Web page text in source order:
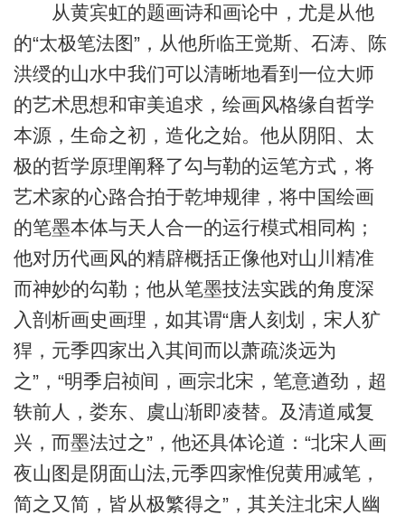
从黄宾虹的题画诗和画论中，尤是从他
的“太极笔法图”，从他所临王觉斯、石涛、陈
洪绶的山水中我们可以清晰地看到一位大师
的艺术思想和审美追求，绘画风格缘自哲学
本源，生命之初，造化之始。他从阴阳、太
极的哲学原理阐释了勾与勒的运笔方式，将
艺术家的心路合拍于乾坤规律，将中国绘画
的笔墨本体与天人合一的运行模式相同构；
他对历代画风的精辟概括正像他对山川精准
而神妙的勾勒；他从笔墨技法实践的角度深
入剖析画史画理，如其谓“唐人刻划，宋人犷
猂，元季四家出入其间而以萧疏淡远为
之”，“明季启祯间，画宗北宋，笔意遒劲，超
轶前人，娄东、虞山渐即凌替。及清道咸复
兴，而墨法过之”，他还具体论道：“北宋人画
夜山图是阴面山法,元季四家惟倪黄用减笔，
简之又简，皆从极繁得之”，其关注北宋人幽